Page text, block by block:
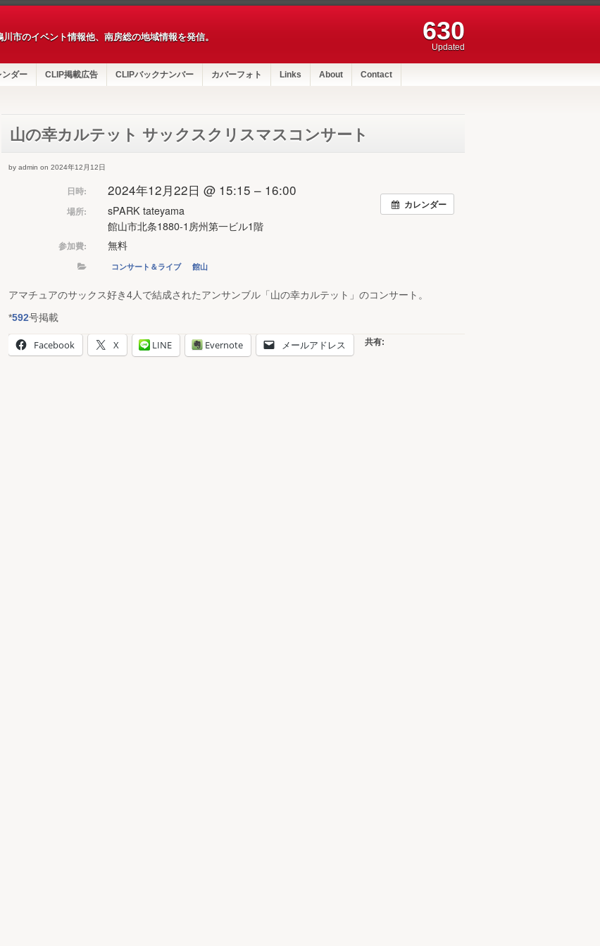
市のイベント情報他、南房総の地域情報を発信。 630
Updated
ンダー CLIP掲載広告 CLIPバックナンバー カバーフォト Links About Contact
山の幸カルテット サックスクリスマスコンサート
by admin on 2024年12月12日
カレンダー
日時: 2024年12月22日 @ 15:15 – 16:00
場所:
sPARK tateyama
館山市北条1880-1房州第一ビル1階
参加費: 無料
コンサート＆ライブ 館山
アマチュアのサックス好き4人で結成されたアンサンブル「山の幸カルテット」のコンサート。
*592号掲載
共有:
Facebook X LINE Evernote メールアドレス